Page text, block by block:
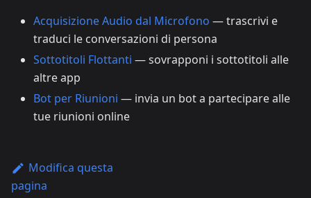
Acquisizione Audio dal Microfono — trascrivi e
traduci le conversazioni di persona
Sottotitoli Flottanti — sovrapponi i sottotitoli alle
altre app
Bot per Riunioni — invia un bot a partecipare alle
tue riunioni online
Modifica questa
pagina